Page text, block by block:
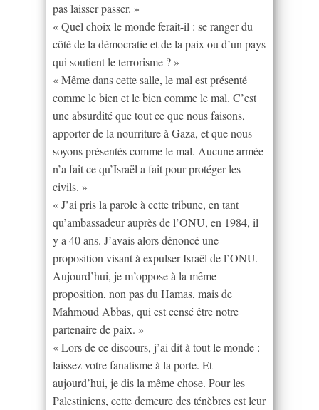
pas laisser passer. »
« Quel choix le monde ferait-il : se ranger du
côté de la démocratie et de la paix ou d’un pays
qui soutient le terrorisme ? »
« Même dans cette salle, le mal est présenté
comme le bien et le bien comme le mal. C’est
une absurdité que tout ce que nous faisons,
apporter de la nourriture à Gaza, et que nous
soyons présentés comme le mal. Aucune armée
n’a fait ce qu’Israël a fait pour protéger les
civils. »
« J’ai pris la parole à cette tribune, en tant
qu’ambassadeur auprès de l’ONU, en 1984, il
y a 40 ans. J’avais alors dénoncé une
proposition visant à expulser Israël de l’ONU.
Aujourd’hui, je m’oppose à la même
proposition, non pas du Hamas, mais de
Mahmoud Abbas, qui est censé être notre
partenaire de paix. »
« Lors de ce discours, j’ai dit à tout le monde :
laissez votre fanatisme à la porte. Et
aujourd’hui, je dis la même chose. Pour les
Palestiniens, cette demeure des ténèbres est leur